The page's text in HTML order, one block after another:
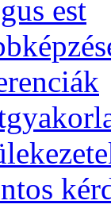
est